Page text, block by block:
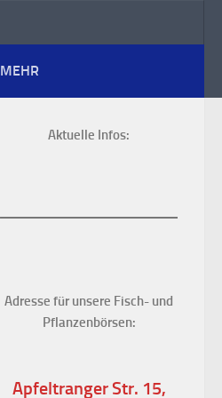
MEHR
Aktuelle Infos:
Adresse für unsere Fisch- und
Pflanzenbörsen:
Apfeltranger Str. 15,